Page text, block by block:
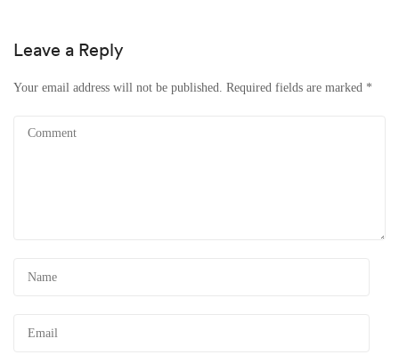
Leave a Reply
Your email address will not be published. Required fields are marked *